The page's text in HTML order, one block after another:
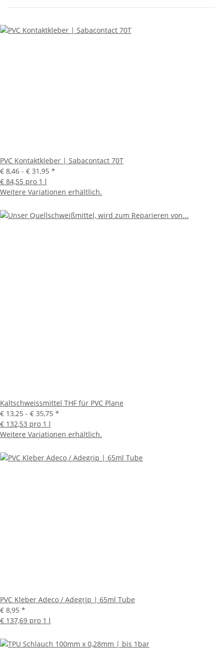
PVC Kontaktkleber | Sabacontact 70T
€ 8,46 - € 31,95 *
€ 84,55 pro 1 l
Weitere Variationen erhältlich.
Kaltschweissmittel THF für PVC Plane
€ 13,25 - € 35,75 *
€ 132,53 pro 1 l
Weitere Variationen erhältlich.
PVC Kleber Adeco / Adegrip | 65ml Tube
€ 8,95 *
€ 137,69 pro 1 l